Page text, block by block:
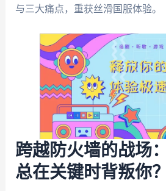
与三大痛点，重获丝滑国服体验。
跨越防火墙的战场
总在关键时背叛你？